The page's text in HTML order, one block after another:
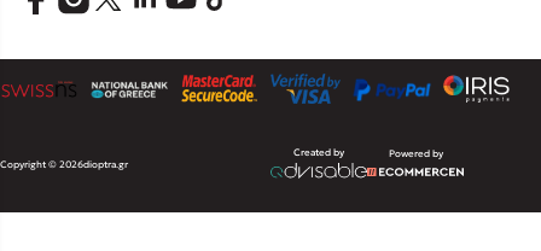
Copyright © 2026dioptra.gr
Created by Powered by